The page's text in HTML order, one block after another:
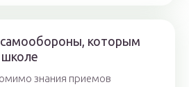
которым
знания приемов